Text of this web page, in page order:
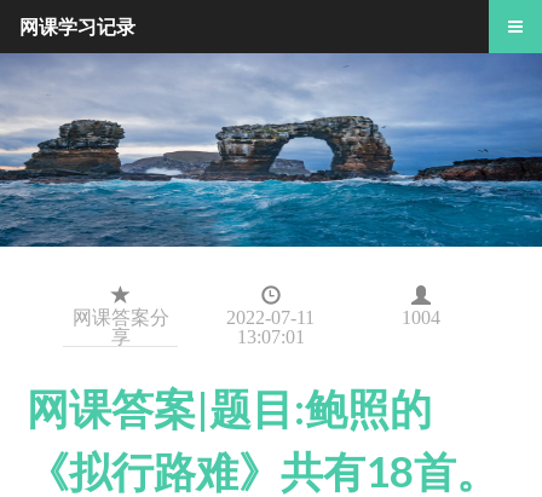
网课答案分
享
2022-07-11
13:07:01
1004
网课答案|题目:鲍照的
《拟行路难》共有18首。
网课学习记录